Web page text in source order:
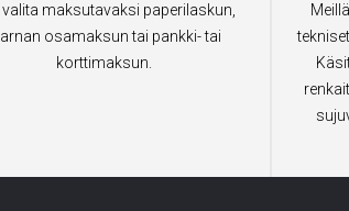
maksutavaksi paperilaskun,
osamaksun tai pankki- tai
korttimaksun.